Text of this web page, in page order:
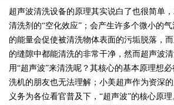
超声波清洗设备的原理其实说白了也很简单
清洗剂的“空化效应”；会产生许多个微小的
的能量会促使被清洗物体表面的污垢脱落，
的缝隙中都能清洗的非常干净，然而超声波
用“超声波”来清洗呢？其核心的基本原理想
洗机的朋友也无法理解；小美超声作为资深
义务为各位看官普及下，“超声波”的核心原理